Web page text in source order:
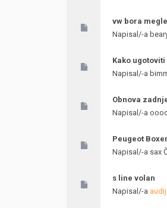
vw bora
Napisal/-a
Kako
Napisal/-a
Obnova
Napisal/-a
Peugeot Boxer
Napisal/-a sax
s line volan
Napisal/-a